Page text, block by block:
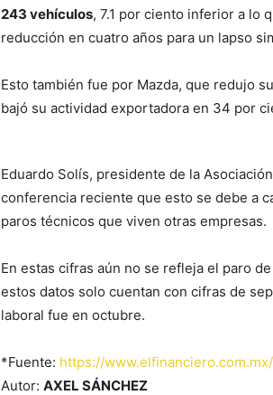
243 vehículos, 7.1 por ciento inferior a lo
reducción en cuatro años para un lapso
Esto también fue por Mazda, que redujo
bajó su actividad exportadora en 34 por
Eduardo Solís, presidente de la
conferencia reciente que esto se debe a
paros técnicos que viven otras empresas.
En estas cifras aún no se refleja el paro
estos datos solo cuentan con cifras de
laboral fue en octubre.
*Fuente: https://www.elfinanciero.com.mx/
Autor: AXEL SÁNCHEZ